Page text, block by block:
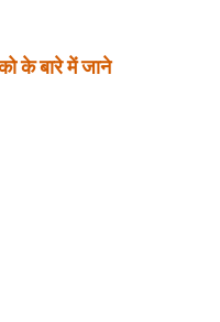
के बारे में जाने